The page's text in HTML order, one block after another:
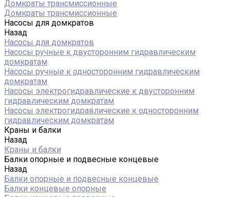
Домкраты трансмиссионные
Домкраты трансмиссионные
Насосы для домкратов
Назад
Насосы для домкратов
Насосы ручные к двусторонним гидравлическим
домкратам
Насосы ручные к односторонним гидравлическим
домкратам
Насосы электрогидравлические к двусторонним
гидравлическим домкратам
Насосы электрогидравлические к односторонним
гидравлическим домкратам
Краны и балки
Назад
Краны и балки
Балки опорные и подвесные концевые
Назад
Балки опорные и подвесные концевые
Балки концевые опорные